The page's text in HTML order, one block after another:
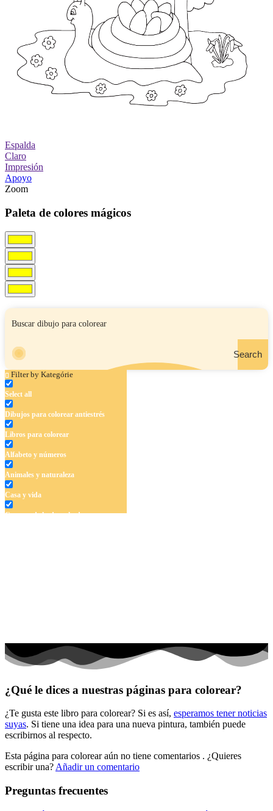
Espalda
Claro
Impresión
Apoyo
Zoom
Paleta de colores mágicos
Search
Filter by Kategórie
Select all
Dibujos para colorear antiestrés
Libros para colorear
Alfabeto y números
Animales y naturaleza
Casa y vida
Cuentos de hadas y hadas
Halloween y otoño
Mandalas
Música e instrumentos musicales
Peluches y caballos
Primavera y pascua
Transporte
¿Qué le dices a nuestras páginas para colorear?
¿Te gusta este libro para colorear? Si es así, esperamos tener noticias
suyas. Si tiene una idea para una nueva pintura, también puede
escribirnos al respecto.
Esta página para colorear aún no tiene comentarios . ¿Quieres
escribir una? Añadir un comentario
Preguntas frecuentes